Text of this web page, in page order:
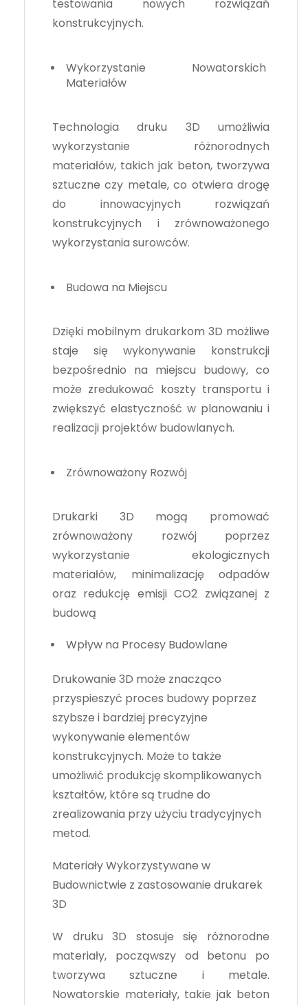
testowania nowych rozwiązań
konstrukcyjnych.
Wykorzystanie Nowatorskich
Materiałów
Technologia druku 3D umożliwia
wykorzystanie różnorodnych
materiałów, takich jak beton, tworzywa
sztuczne czy metale, co otwiera drogę
do innowacyjnych rozwiązań
konstrukcyjnych i zrównoważonego
wykorzystania surowców.
Budowa na Miejscu
Dzięki mobilnym drukarkom 3D możliwe
staje się wykonywanie konstrukcji
bezpośrednio na miejscu budowy, co
może zredukować koszty transportu i
zwiększyć elastyczność w planowaniu i
realizacji projektów budowlanych.
Zrównoważony Rozwój
Drukarki 3D mogą promować
zrównoważony rozwój poprzez
wykorzystanie ekologicznych
materiałów, minimalizację odpadów
oraz redukcję emisji CO2 związanej z
budową
Wpływ na Procesy Budowlane
Drukowanie 3D może znacząco
przyspieszyć proces budowy poprzez
szybsze i bardziej precyzyjne
wykonywanie elementów
konstrukcyjnych. Może to także
umożliwić produkcję skomplikowanych
kształtów, które są trudne do
zrealizowania przy użyciu tradycyjnych
metod.
Materiały Wykorzystywane w
Budownictwie z zastosowanie drukarek
3D
W druku 3D stosuje się różnorodne
materiały, począwszy od betonu po
tworzywa sztuczne i metale.
Nowatorskie materiały, takie jak beton